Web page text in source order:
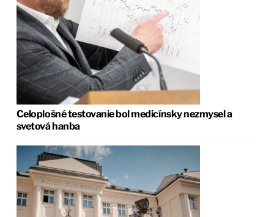
Celoplošné testovanie bol medicínsky nezmysel a
svetová hanba